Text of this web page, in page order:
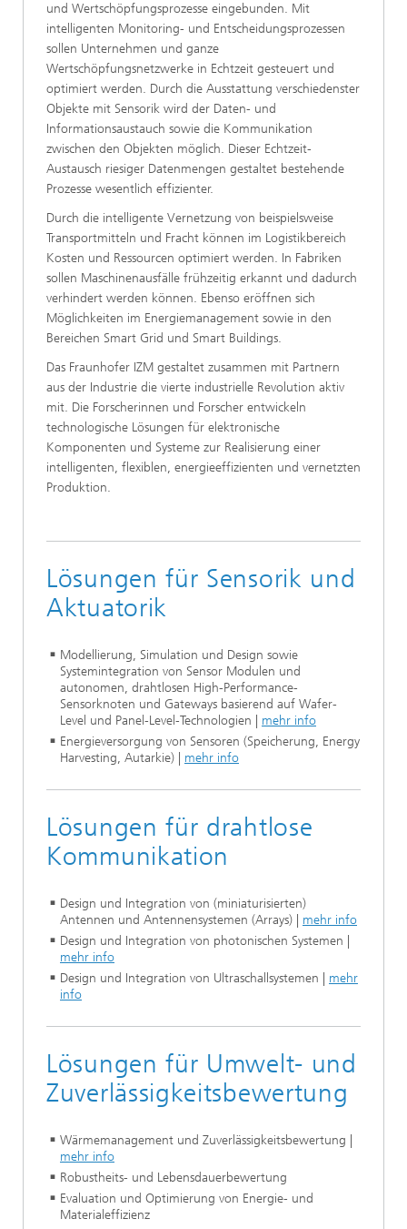
und Wertschöpfungsprozesse eingebunden. Mit
intelligenten Monitoring- und Entscheidungsprozessen
sollen Unternehmen und ganze
Wertschöpfungsnetzwerke in Echtzeit gesteuert und
optimiert werden. Durch die Ausstattung verschiedenster
Objekte mit Sensorik wird der Daten- und
Informationsaustauch sowie die Kommunikation
zwischen den Objekten möglich. Dieser Echtzeit-
Austausch riesiger Datenmengen gestaltet bestehende
Prozesse wesentlich effizienter.
Durch die intelligente Vernetzung von beispielsweise
Transportmitteln und Fracht können im Logistikbereich
Kosten und Ressourcen optimiert werden. In Fabriken
sollen Maschinenausfälle frühzeitig erkannt und dadurch
verhindert werden können. Ebenso eröffnen sich
Möglichkeiten im Energiemanagement sowie in den
Bereichen Smart Grid und Smart Buildings.
Das Fraunhofer IZM gestaltet zusammen mit Partnern
aus der Industrie die vierte industrielle Revolution aktiv
mit. Die Forscherinnen und Forscher entwickeln
technologische Lösungen für elektronische
Komponenten und Systeme zur Realisierung einer
intelligenten, flexiblen, energieeffizienten und vernetzten
Produktion.
Lösungen für Sensorik und
Aktuatorik
Modellierung, Simulation und Design sowie
Systemintegration von Sensor Modulen und
autonomen, drahtlosen High-Performance-
Sensorknoten und Gateways basierend auf Wafer-
Level und Panel-Level-Technologien
mehr info
Energieversorgung von Sensoren (Speicherung, Energy
Harvesting, Autarkie)
mehr info
Lösungen für drahtlose
Kommunikation
Design und Integration von (miniaturisierten)
Antennen und Antennensystemen (Arrays)
mehr info
Design und Integration von photonischen Systemen |
mehr info
Design und Integration von Ultraschallsystemen | mehr
info
Lösungen für Umwelt- und
Zuverlässigkeitsbewertung
Wärmemanagement und Zuverlässigkeitsbewertung |
mehr info
Robustheits- und Lebensdauerbewertung
Evaluation und Optimierung von Energie- und
Materialeffizienz